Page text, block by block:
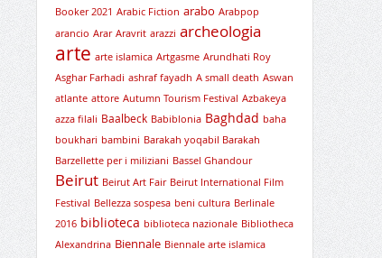
Booker 2021 Arabic Fiction arabo Arabpop
arancio Arar Aravrit arazzi archeologia
arte arte islamica Artgasme Arundhati Roy
Asghar Farhadi ashraf fayadh A small death Aswan
atlante attore Autumn Tourism Festival Azbakeya
azza filali Baalbeck Babiblonia Baghdad baha
boukhari bambini Barakah yoqabil Barakah
Barzellette per i miliziani Bassel Ghandour
Beirut Beirut Art Fair Beirut International Film
Festival Bellezza sospesa beni cultura Berlinale
2016 biblioteca biblioteca nazionale Bibliotheca
Alexandrina Biennale Biennale arte islamica